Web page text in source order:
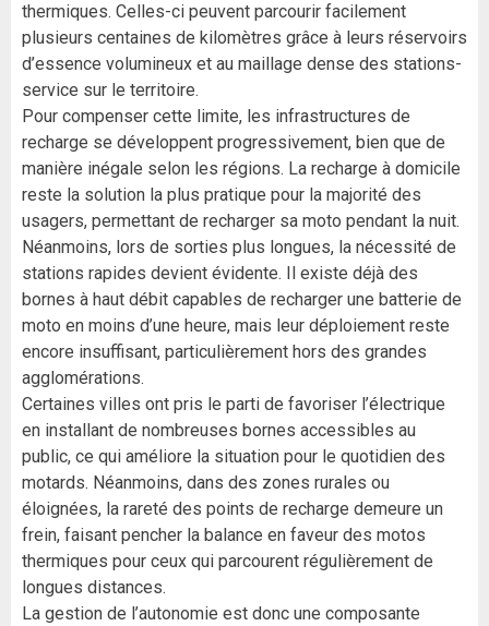
thermiques. Celles-ci peuvent parcourir facilement
plusieurs centaines de kilomètres grâce à leurs réservoirs
d’essence volumineux et au maillage dense des stations-
service sur le territoire.
Pour compenser cette limite, les infrastructures de
recharge se développent progressivement, bien que de
manière inégale selon les régions. La recharge à domicile
reste la solution la plus pratique pour la majorité des
usagers, permettant de recharger sa moto pendant la nuit.
Néanmoins, lors de sorties plus longues, la nécessité de
stations rapides devient évidente. Il existe déjà des
bornes à haut débit capables de recharger une batterie de
moto en moins d’une heure, mais leur déploiement reste
encore insuffisant, particulièrement hors des grandes
agglomérations.
Certaines villes ont pris le parti de favoriser l’électrique
en installant de nombreuses bornes accessibles au
public, ce qui améliore la situation pour le quotidien des
motards. Néanmoins, dans des zones rurales ou
éloignées, la rareté des points de recharge demeure un
frein, faisant pencher la balance en faveur des motos
thermiques pour ceux qui parcourent régulièrement de
longues distances.
La gestion de l’autonomie est donc une composante